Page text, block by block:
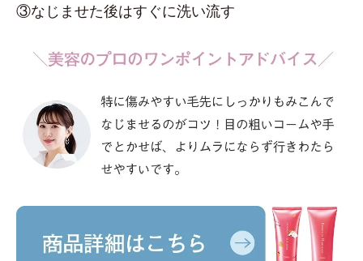
③なじませた後はすぐに洗い流す